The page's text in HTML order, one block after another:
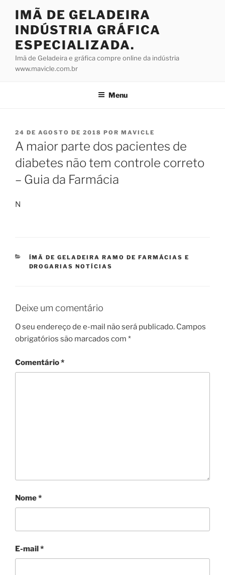
conteúdo
IMÃ DE GELADEIRA
INDÚSTRIA GRÁFICA
ESPECIALIZADA.
Imã de Geladeira e gráfica compre online da indústria
www.mavicle.com.br
Menu
PUBLICADO
EM
24 DE AGOSTO DE 2018 POR MAVICLE
A maior parte dos pacientes de
diabetes não tem controle correto
– Guia da Farmácia
N
CATEGORIAS
ÍMÃ DE GELADEIRA RAMO DE FARMÁCIAS E
DROGARIAS NOTÍCIAS
Deixe um comentário
O seu endereço de e-mail não será publicado. Campos
obrigatórios são marcados com *
Comentário*
Nome*
E-mail*